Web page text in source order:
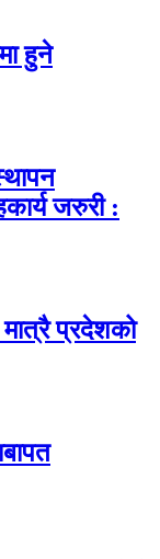
हुने
जरुरी :
मात्रै प्रदेशको